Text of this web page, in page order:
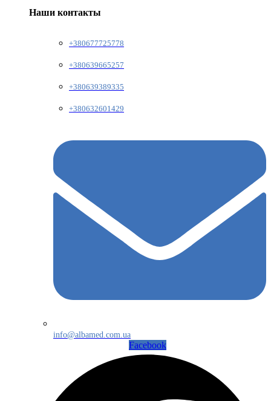
Наши контакты
+380677725778
+380639665257
+380639389335
+380632601429
info@albamed.com.ua
Facebook